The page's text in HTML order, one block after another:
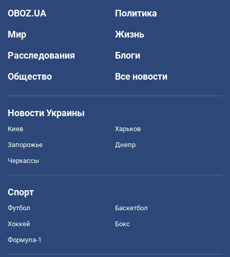
OBOZ.UA
Политика
Мир
Жизнь
Расследования
Блоги
Общество
Все новости
Новости Украины
Киев Харьков
Запорожье Днепр
Черкассы
Спорт
Футбол Баскетбол
Хоккей Бокс
Формула-1